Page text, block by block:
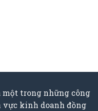
trong những công
kinh doanh đồng